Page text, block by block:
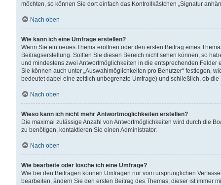
möchten, so können Sie dort einfach das Kontrollkästchen „Signatur
Nach oben
Wie kann ich eine Umfrage erstellen?
Wenn Sie ein neues Thema eröffnen oder den ersten Beitrag eines
Beitragserstellung. Sollten Sie diesen Bereich nicht sehen können, so
und mindestens zwei Antwortmöglichkeiten in die entsprechenden
Sie können auch unter „Auswahlmöglichkeiten pro Benutzer“ festlegen,
bedeutet dabei eine zeitlich unbegrenzte Umfrage) und schließlich, ob
Nach oben
Wieso kann ich nicht mehr Antwortmöglichkeiten erstellen?
Die maximal zulässige Anzahl von Antwortmöglichkeiten wird durch die
zu benötigen, kontaktieren Sie einen Administrator.
Nach oben
Wie bearbeite oder lösche ich eine Umfrage?
Wie bei den Beiträgen können Umfragen nur vom ursprünglichen
bearbeiten, ändern Sie den ersten Beitrag des Themas; dieser ist immer